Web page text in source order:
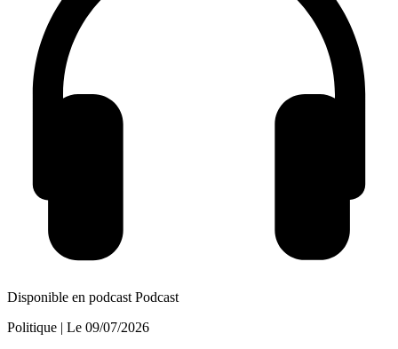
Disponible en podcast Podcast
Politique | Le 09/07/2026